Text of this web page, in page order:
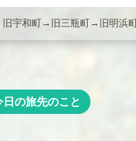
旧宇和町→旧三瓶町→旧明浜
日の旅先のこと